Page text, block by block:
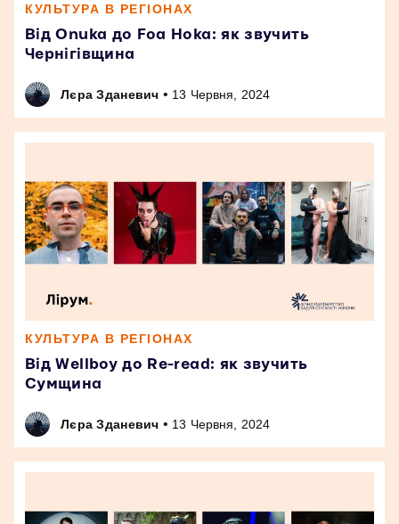
КУЛЬТУРА В РЕГІОНАХ
Від Onuka до Foa Hoka: як звучить
Чернігівщина
Лєра Зданевич • 13 Червня, 2024
КУЛЬТУРА В РЕГІОНАХ
Від Wellboy до Re-read: як звучить
Сумщина
Лєра Зданевич • 13 Червня, 2024